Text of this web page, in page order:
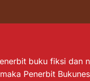
buku fiksi dan
Penerbit